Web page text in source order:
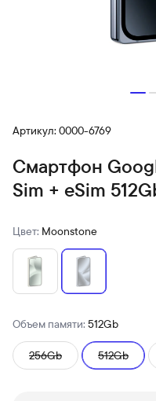
Артикул: 0000-6769
Смартфон
Sim + eSim
Цвет: Moonstone
Объем памяти: 512Gb
256Gb 512Gb